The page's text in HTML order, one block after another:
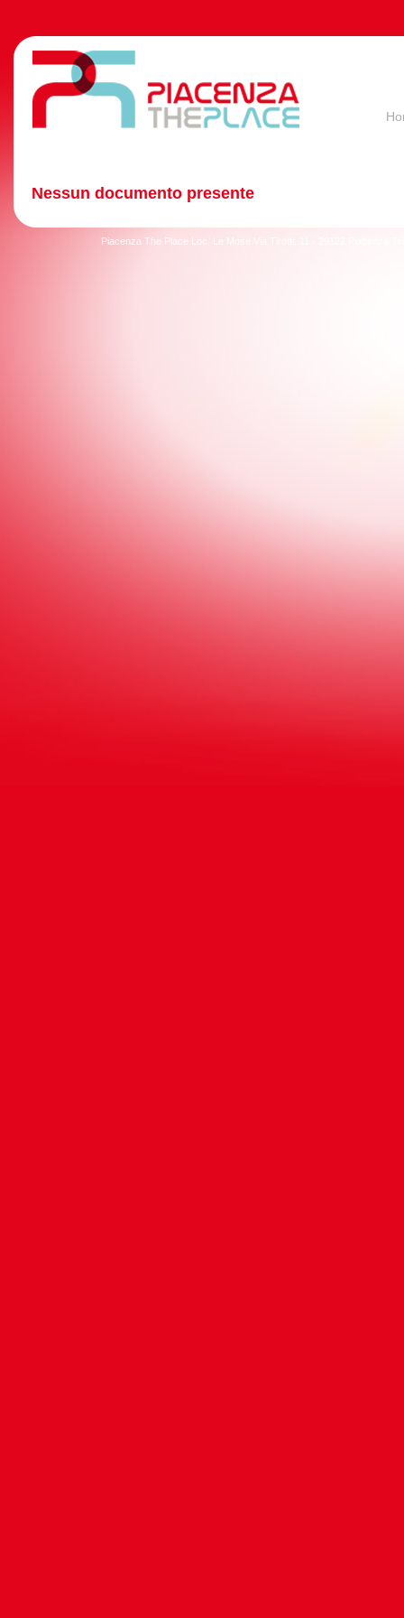
Nessun documento presente
Piacenza The Place Loc. Le Mose Via Tirotti, 11 - 29122 Piacenza